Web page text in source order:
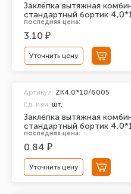
Заклёпка вытяжная
стандартный бортик
последняя цена:
3.10 ₽
Уточнить цену
Заклёпка вытяжная
стандартный бортик
Артикул: ZK4,0*10/6005
Ед. изм. шт.
последняя цена:
0.84 ₽
Уточнить цену